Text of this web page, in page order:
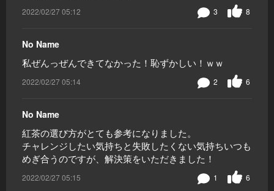
2022/02/27 05:12 8
3
No Name
私ぜんっぜんできてなかった！恥ずかしい！ｗｗ
2022/02/27 05:14 6
2
No Name
紅茶の選び方がとても参考になりました。
チャレンジしたい気持ちと失敗したくない気持ちいつも
めぎ合うのですが、解決策をいただきました！
2022/02/27 05:15 6
1